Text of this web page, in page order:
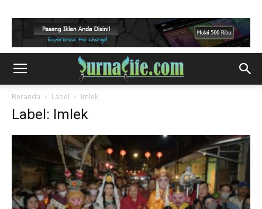
Beranda Label Imlek
Label: Imlek